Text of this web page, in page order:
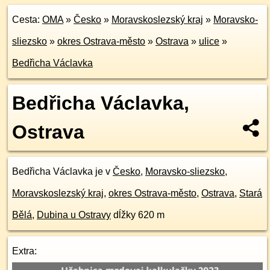
Cesta: OMA» Česko » Moravskoslezský kraj » Moravsko-
sliezsko » okres Ostrava-město » Ostrava » ulice »
Bedřicha Václavka
Bedřicha Václavka,
Ostrava
Bedřicha Václavka je v Česko, Moravsko-sliezsko,
Moravskoslezský kraj, okres Ostrava-město, Ostrava, Stará
Bělá, Dubina u Ostravy dĺžky 620 m
Extra: